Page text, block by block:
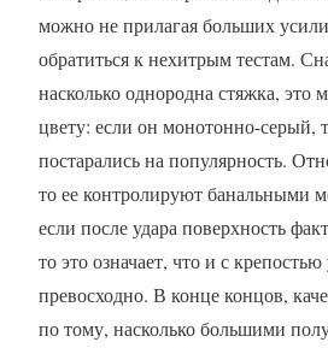
можно не прилагая больших
обратиться к нехитрым тестам.
насколько однородна стяжка,
цвету: если он монотонно-серый,
постарались на популярность.
то ее контролируют банальными
если после удара поверхность
то это означает, что и с
превосходно. В конце концов,
по тому, насколько большими